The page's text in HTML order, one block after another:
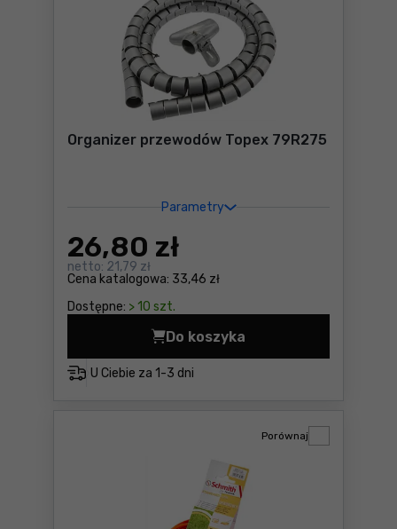
Organizer przewodów Topex 79R275
Parametry
Cena katalogowa: 33,46 zł
26,80 zł
netto: 21,79 zł
Dostępne: > 10 szt.
U Ciebie za 1-3 dni
Do koszyka
Organizer przewodów
Porównaj